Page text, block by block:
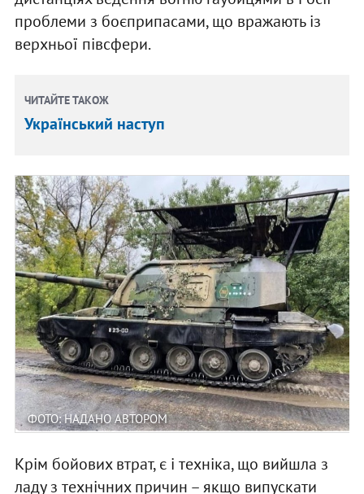
проблеми з боєприпасами, що вражають із
верхньої півсфери.
ЧИТАЙТЕ ТАКОЖ
Український наступ
ФОТО: НАДАНО АВТОРОМ
Крім бойових втрат, є і техніка, що вийшла з
ладу з технічних причин – якщо випускати